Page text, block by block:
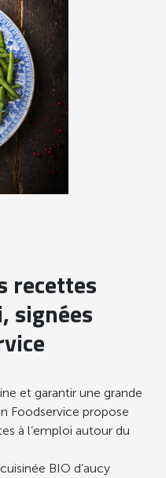
recettes
signées
et garantir une grande
Foodservice propose
à l’emploi autour du
BIO d’aucy